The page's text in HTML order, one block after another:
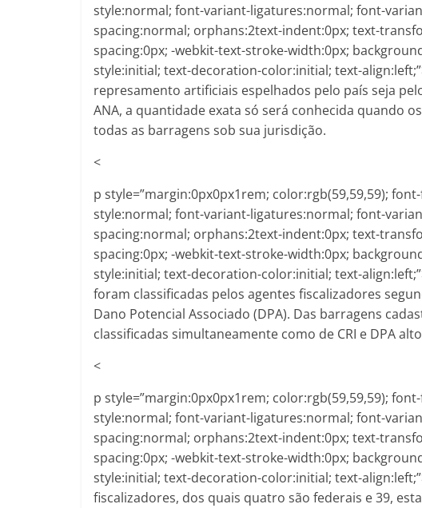
style:normal; font-variant-ligatures:normal; font-
spacing:normal; orphans:2text-indent:0px; text-
spacing:0px; -webkit-text-stroke-width:0px;
style:initial; text-decoration-color:initial; text-
represamento artificiais espelhados pelo país seja
ANA, a quantidade exata só será conhecida quando
todas as barragens sob sua jurisdição.
<
p style=”margin:0px0px1rem; color:rgb(59,59,59);
style:normal; font-variant-ligatures:normal; font-
spacing:normal; orphans:2text-indent:0px; text-
spacing:0px; -webkit-text-stroke-width:0px;
style:initial; text-decoration-color:initial; text-
foram classificadas pelos agentes fiscalizadores
Dano Potencial Associado (DPA). Das barragens
classificadas simultaneamente como de CRI e DPA
<
p style=”margin:0px0px1rem; color:rgb(59,59,59);
style:normal; font-variant-ligatures:normal; font-
spacing:normal; orphans:2text-indent:0px; text-
spacing:0px; -webkit-text-stroke-width:0px;
style:initial; text-decoration-color:initial; text-
fiscalizadores, dos quais quatro são federais e 39,